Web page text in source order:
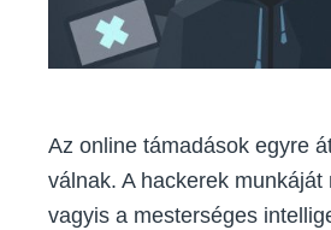
Az online támadások egyre
válnak. A hackerek munkáját
vagyis a mesterséges